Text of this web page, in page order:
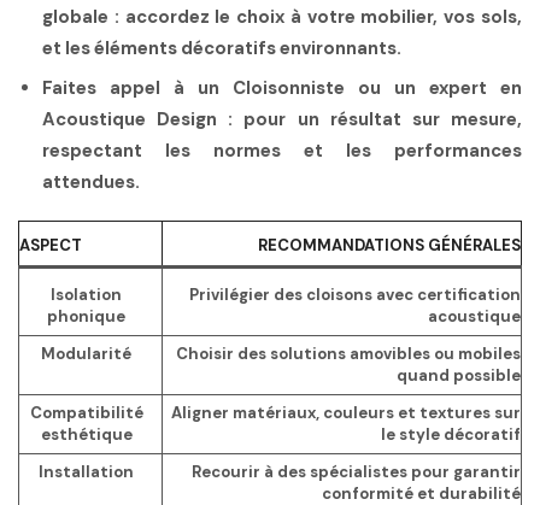
globale : accordez le choix à votre mobilier, vos sols,
et les éléments décoratifs environnants.
Faites appel à un Cloisonniste ou un expert en
Acoustique Design : pour un résultat sur mesure,
respectant les normes et les performances
attendues.
ASPECT RECOMMANDATIONS GÉNÉRALES
Isolation
phonique
Privilégier des cloisons avec certification
acoustique
Modularité
Choisir des solutions amovibles ou mobiles
quand possible
Compatibilité
esthétique
Aligner matériaux, couleurs et textures sur
le style décoratif
Installation
Recourir à des spécialistes pour garantir
conformité et durabilité